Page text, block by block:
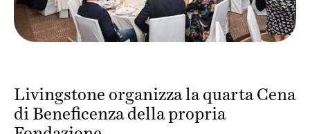
Livingstone organizza la quarta Cena
di Beneficenza della propria
Fondazione